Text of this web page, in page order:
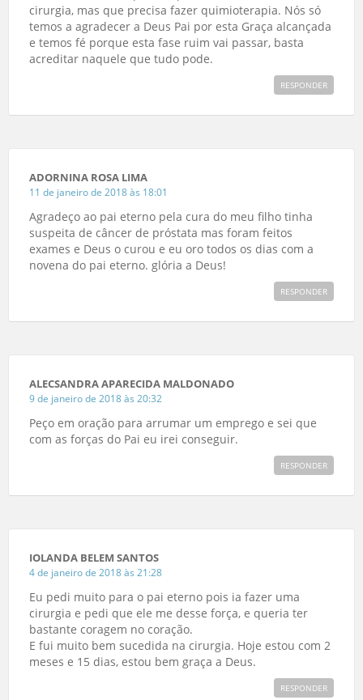
cirurgia, mas que precisa fazer quimioterapia. Nós só
temos a agradecer a Deus Pai por esta Graça alcançada
e temos fé porque esta fase ruim vai passar, basta
acreditar naquele que tudo pode.
RESPONDER
ADORNINA ROSA LIMA
11 de janeiro de 2018 às 18:01
Agradeço ao pai eterno pela cura do meu filho tinha
suspeita de câncer de próstata mas foram feitos
exames e Deus o curou e eu oro todos os dias com a
novena do pai eterno. glória a Deus!
RESPONDER
ALECSANDRA APARECIDA MALDONADO
9 de janeiro de 2018 às 20:32
Peço em oração para arrumar um emprego e sei que
com as forças do Pai eu irei conseguir.
RESPONDER
IOLANDA BELEM SANTOS
4 de janeiro de 2018 às 21:28
Eu pedi muito para o pai eterno pois ia fazer uma
cirurgia e pedi que ele me desse força, e queria ter
bastante coragem no coração.
E fui muito bem sucedida na cirurgia. Hoje estou com 2
meses e 15 dias, estou bem graça a Deus.
RESPONDER